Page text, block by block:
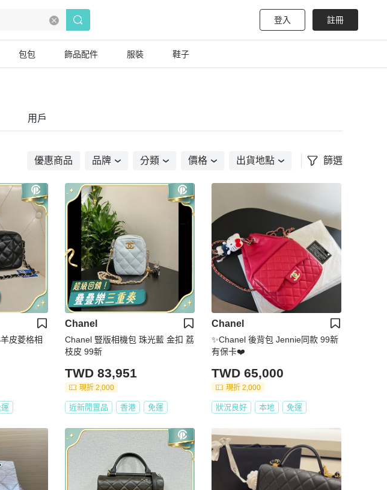
登入 註冊
包包 飾品配件 服裝 鞋子
用戶
優惠商品 品牌 分類 價格 出貨地點 篩選
皮菱格相
Chanel
Chanel 豎版相機包 珠光藍 金扣 荔
枝皮 99新
TWD 83,951
現折 2,000
近新閒置品 香港 免運
Chanel
✨Chanel 後背包 Jennie同款 99新
有保卡❤️
TWD 65,000
現折 2,000
狀況良好 本地 免運